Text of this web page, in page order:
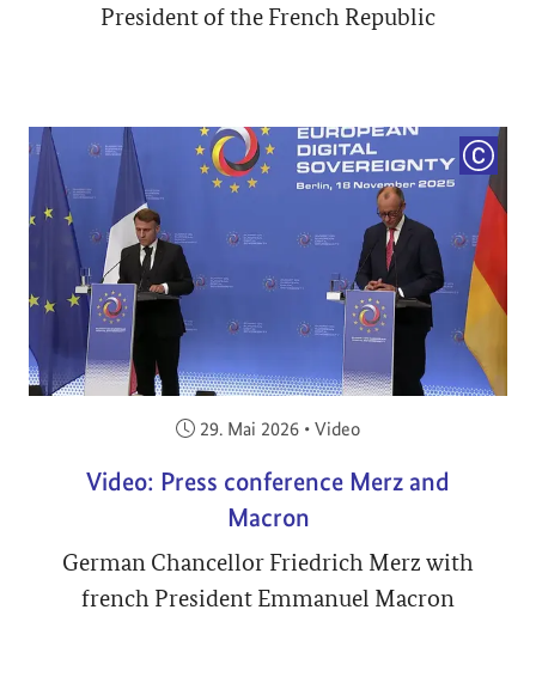
President of the French Republic
Veröffentlicht am:
29. Mai 2026 • Video
Video: Press conference Merz and
Macron
German Chancellor Friedrich Merz with
french President Emmanuel Macron